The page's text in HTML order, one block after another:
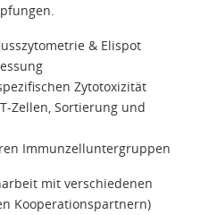
& Elispot
Zytotoxizität
Zellen, Sortierung und
Immunzelluntergruppen
mit verschiedenen
Kooperationspartnern)